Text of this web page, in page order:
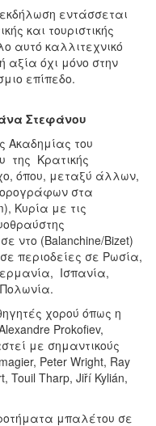
εντάσσεται
και τουριστικής
αυτό καλλιτεχνικό
αξία όχι μόνο στην
επίπεδο.
Στεφάνου
Ακαδημίας του
της Κρατικής
όπου, μεταξύ άλλων,
στα
Κυρία με τις
ντο (Balanchine/Bizet)
περιοδείες σε Ρωσία,
Ισπανία,
χορού όπως η
Prokofiev,
με σημαντικούς
Peter Wright, Ray
Touil Tharp, Jiří Kylián,
μπαλέτου σε